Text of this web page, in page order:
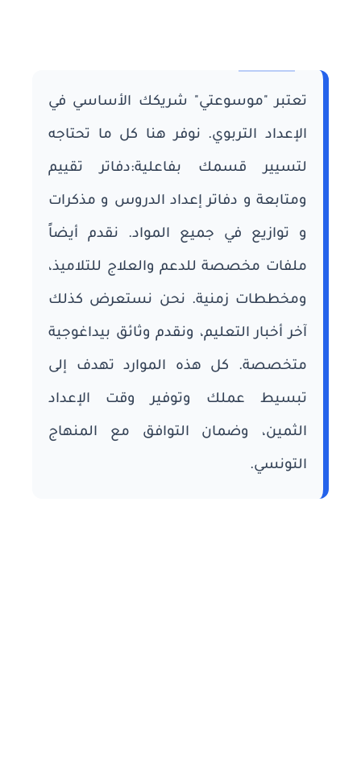
تعتبر "موسوعتي" شريكك الأساسي في
الإعداد التربوي. نوفر هنا كل ما تحتاجه
لتسيير قسمك بفاعلية:دفاتر تقييم
ومتابعة و دفاتر إعداد الدروس و مذكرات
و توازيع في جميع المواد. نقدم أيضاً
ملفات مخصصة للدعم والعلاج للتلاميذ،
ومخططات زمنية. نحن نستعرض كذلك
آخر أخبار التعليم، ونقدم وثائق بيداغوجية
متخصصة. كل هذه الموارد تهدف إلى
تبسيط عملك وتوفير وقت الإعداد
الثمين، وضمان التوافق مع المنهاج
التونسي.